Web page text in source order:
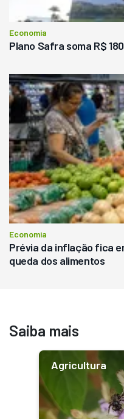
Economia
Plano Safra soma R$
Economia
Prévia da inflação fica
queda dos alimentos
Saiba mais
Agricultura